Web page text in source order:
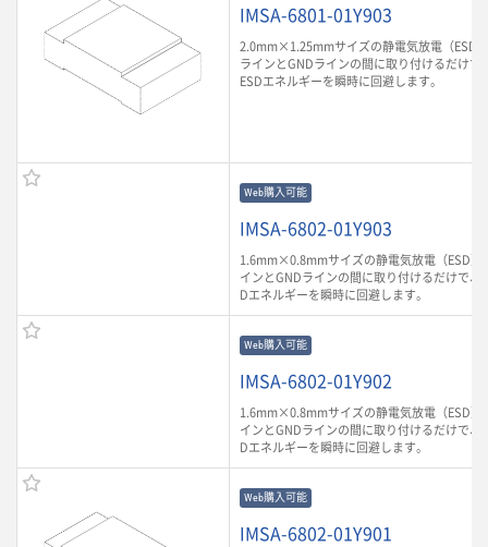
IMSA-6801-01Y903
2.0mm×1.25mmサイズの静電気放電（ESD
ラインとGNDラインの間に取り付けるだけで
ESDエネルギーを瞬時に回避します。
Web購入可能
IMSA-6802-01Y903
1.6mm×0.8mmサイズの静電気放電（ESD）
インとGNDラインの間に取り付けるだけで、
Dエネルギーを瞬時に回避します。
Web購入可能
IMSA-6802-01Y902
1.6mm×0.8mmサイズの静電気放電（ESD）
インとGNDラインの間に取り付けるだけで、
Dエネルギーを瞬時に回避します。
Web購入可能
IMSA-6802-01Y901